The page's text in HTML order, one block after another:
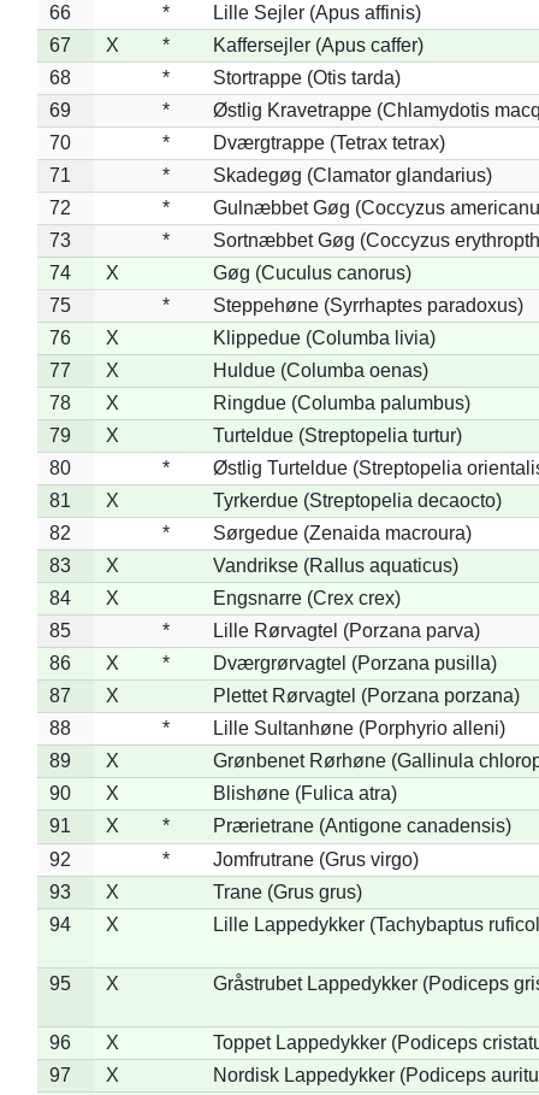
66
*
Lille Sejler (Apus affinis)
67
X *
Kaffersejler (Apus caffer)
68
*
Stortrappe (Otis tarda)
69
*
Østlig Kravetrappe (Chlamydotis
70
*
Dværgtrappe (Tetrax tetrax)
71
*
Skadegøg (Clamator glandarius)
72
*
Gulnæbbet Gøg (Coccyzus
73
*
Sortnæbbet Gøg (Coccyzus
74
X
Gøg (Cuculus canorus)
75
*
Steppehøne (Syrrhaptes paradoxus)
76
X
Klippedue (Columba livia)
77
X
Huldue (Columba oenas)
78
X
Ringdue (Columba palumbus)
79
X
Turteldue (Streptopelia turtur)
80
*
Østlig Turteldue (Streptopelia
81
X
Tyrkerdue (Streptopelia decaocto)
82
*
Sørgedue (Zenaida macroura)
83
X
Vandrikse (Rallus aquaticus)
84
X
Engsnarre (Crex crex)
85
*
Lille Rørvagtel (Porzana parva)
86
X *
Dværgrørvagtel (Porzana pusilla)
87
X
Plettet Rørvagtel (Porzana porzana)
88
*
Lille Sultanhøne (Porphyrio alleni)
89
X
Grønbenet Rørhøne (Gallinula
90
X
Blishøne (Fulica atra)
91
X *
Prærietrane (Antigone canadensis)
92
*
Jomfrutrane (Grus virgo)
93
X
Trane (Grus grus)
94
X Lille Lappedykker (Tachybaptus
95 X Gråstrubet Lappedykker (Podiceps
96 X
Toppet Lappedykker (Podiceps
97
X Nordisk Lappedykker (Podiceps